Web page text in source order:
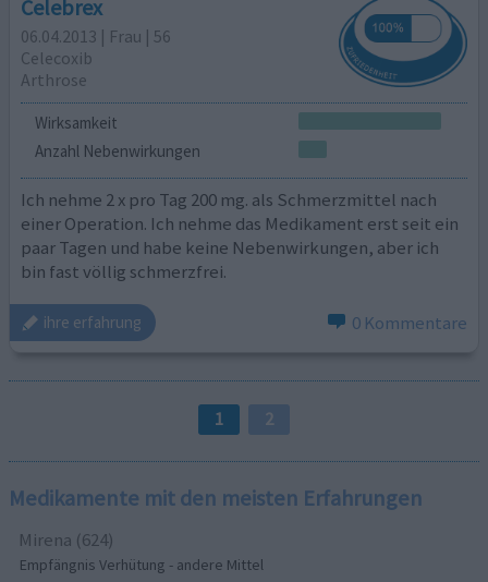
Celebrex
06.04.2013 | Frau | 56
Celecoxib
Arthrose
Wirksamkeit
Anzahl Nebenwirkungen
Ich nehme 2 x pro Tag 200 mg. als Schmerzmittel nach
einer Operation. Ich nehme das Medikament erst seit ein
paar Tagen und habe keine Nebenwirkungen, aber ich
bin fast völlig schmerzfrei.
ihre erfahrung 0 Kommentare
1 2
Medikamente mit den meisten Erfahrungen
Mirena (624)
Empfängnis Verhütung - andere Mittel